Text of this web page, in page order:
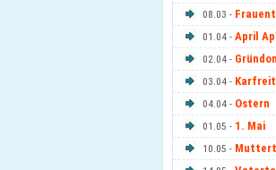
08.03 -
01.04 - April
02.04 -
03.04 -
04.04 - Ostern
01.05 - 1. Mai
10.05 -